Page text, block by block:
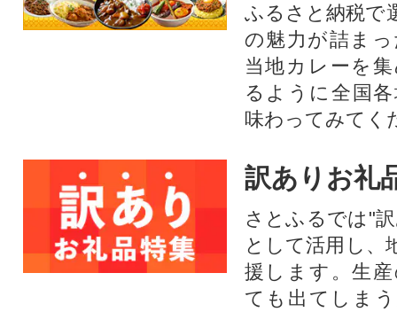
ふるさと納税で
の魅力が詰ま
当地カレーを
るように全国
味わってみてく
訳ありお礼
さとふるでは"
として活用し、
援します。⽣
ても出てしま